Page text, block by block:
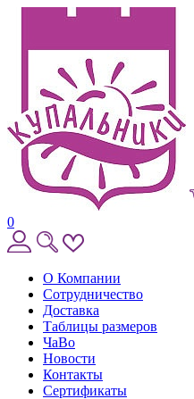
0
О Компании
Сотрудничество
Доставка
Таблицы размеров
ЧаВо
Новости
Контакты
Сертификаты